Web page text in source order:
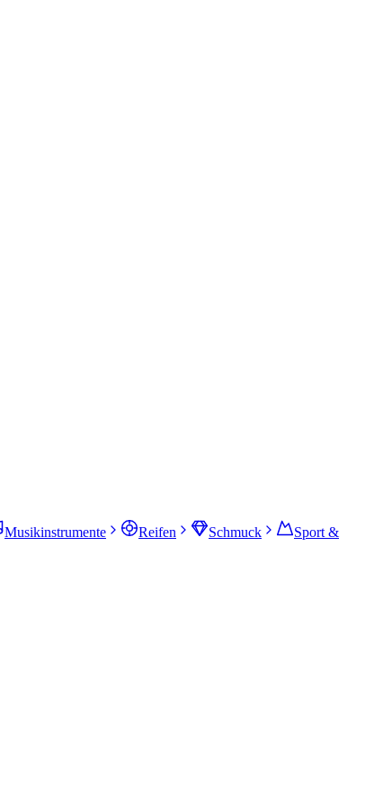
Musikinstrumente Reifen Schmuck
Sport &